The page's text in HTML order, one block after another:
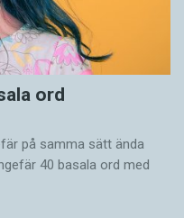
ord
på samma sätt ända
40 basala ord med